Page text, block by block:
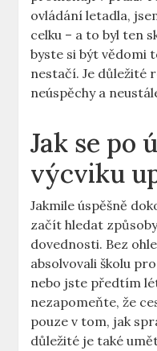
ovládání letadla,
celku – ​a to byl ten
byste si být vědomi
nestačí. Je důležité
neúspěchy a
Jak se ‍po
výcviku
Jakmile úspěšně
začít hledat
dovednosti. Bez
absolvovali školu⁤
nebo jste předtím
nezapomeňte,​ že
⁤pouze v tom, jak⁢
důležité​ je také